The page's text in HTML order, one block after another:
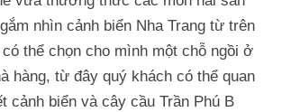
nhìn cảnh biển Nha Trang từ trên
thể chọn cho mình một chỗ ngồi ở
hàng, từ đây quý khách có thể quan
cảnh biển và cây cầu Trần Phú B